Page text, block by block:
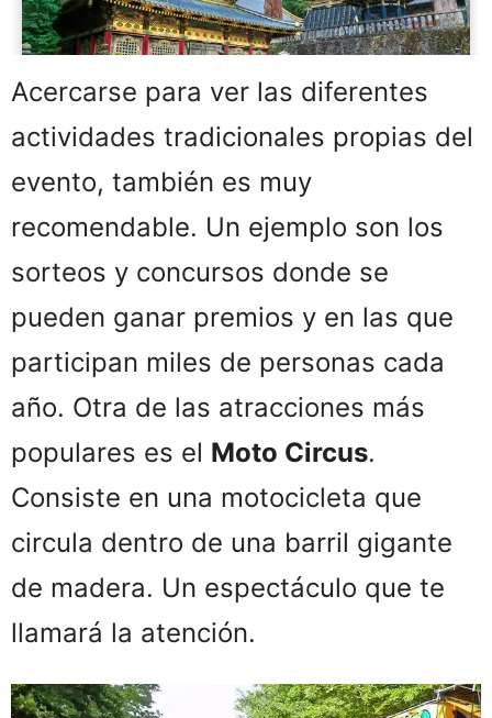
Acercarse para ver las diferentes
actividades tradicionales propias del
evento, también es muy
recomendable. Un ejemplo son los
sorteos y concursos donde se
pueden ganar premios y en las que
participan miles de personas cada
año. Otra de las atracciones más
populares es el Moto Circus.
Consiste en una motocicleta que
circula dentro de una barril gigante
de madera. Un espectáculo que te
llamará la atención.